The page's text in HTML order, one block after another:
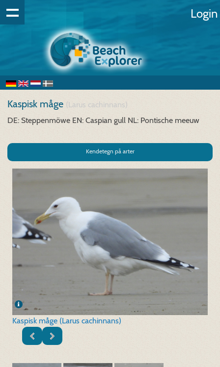
Login
Kaspisk måge (Larus cachinnans)
DE: Steppenmöwe EN: Caspian gull NL: Pontische meeuw
Kendetegn på arter
Kaspisk måge (Larus cachinnans)